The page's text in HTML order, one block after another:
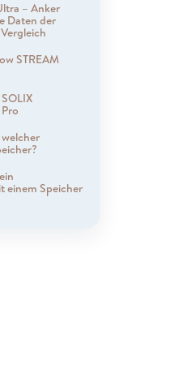
– Anker
Daten der
STREAM
einem Speicher